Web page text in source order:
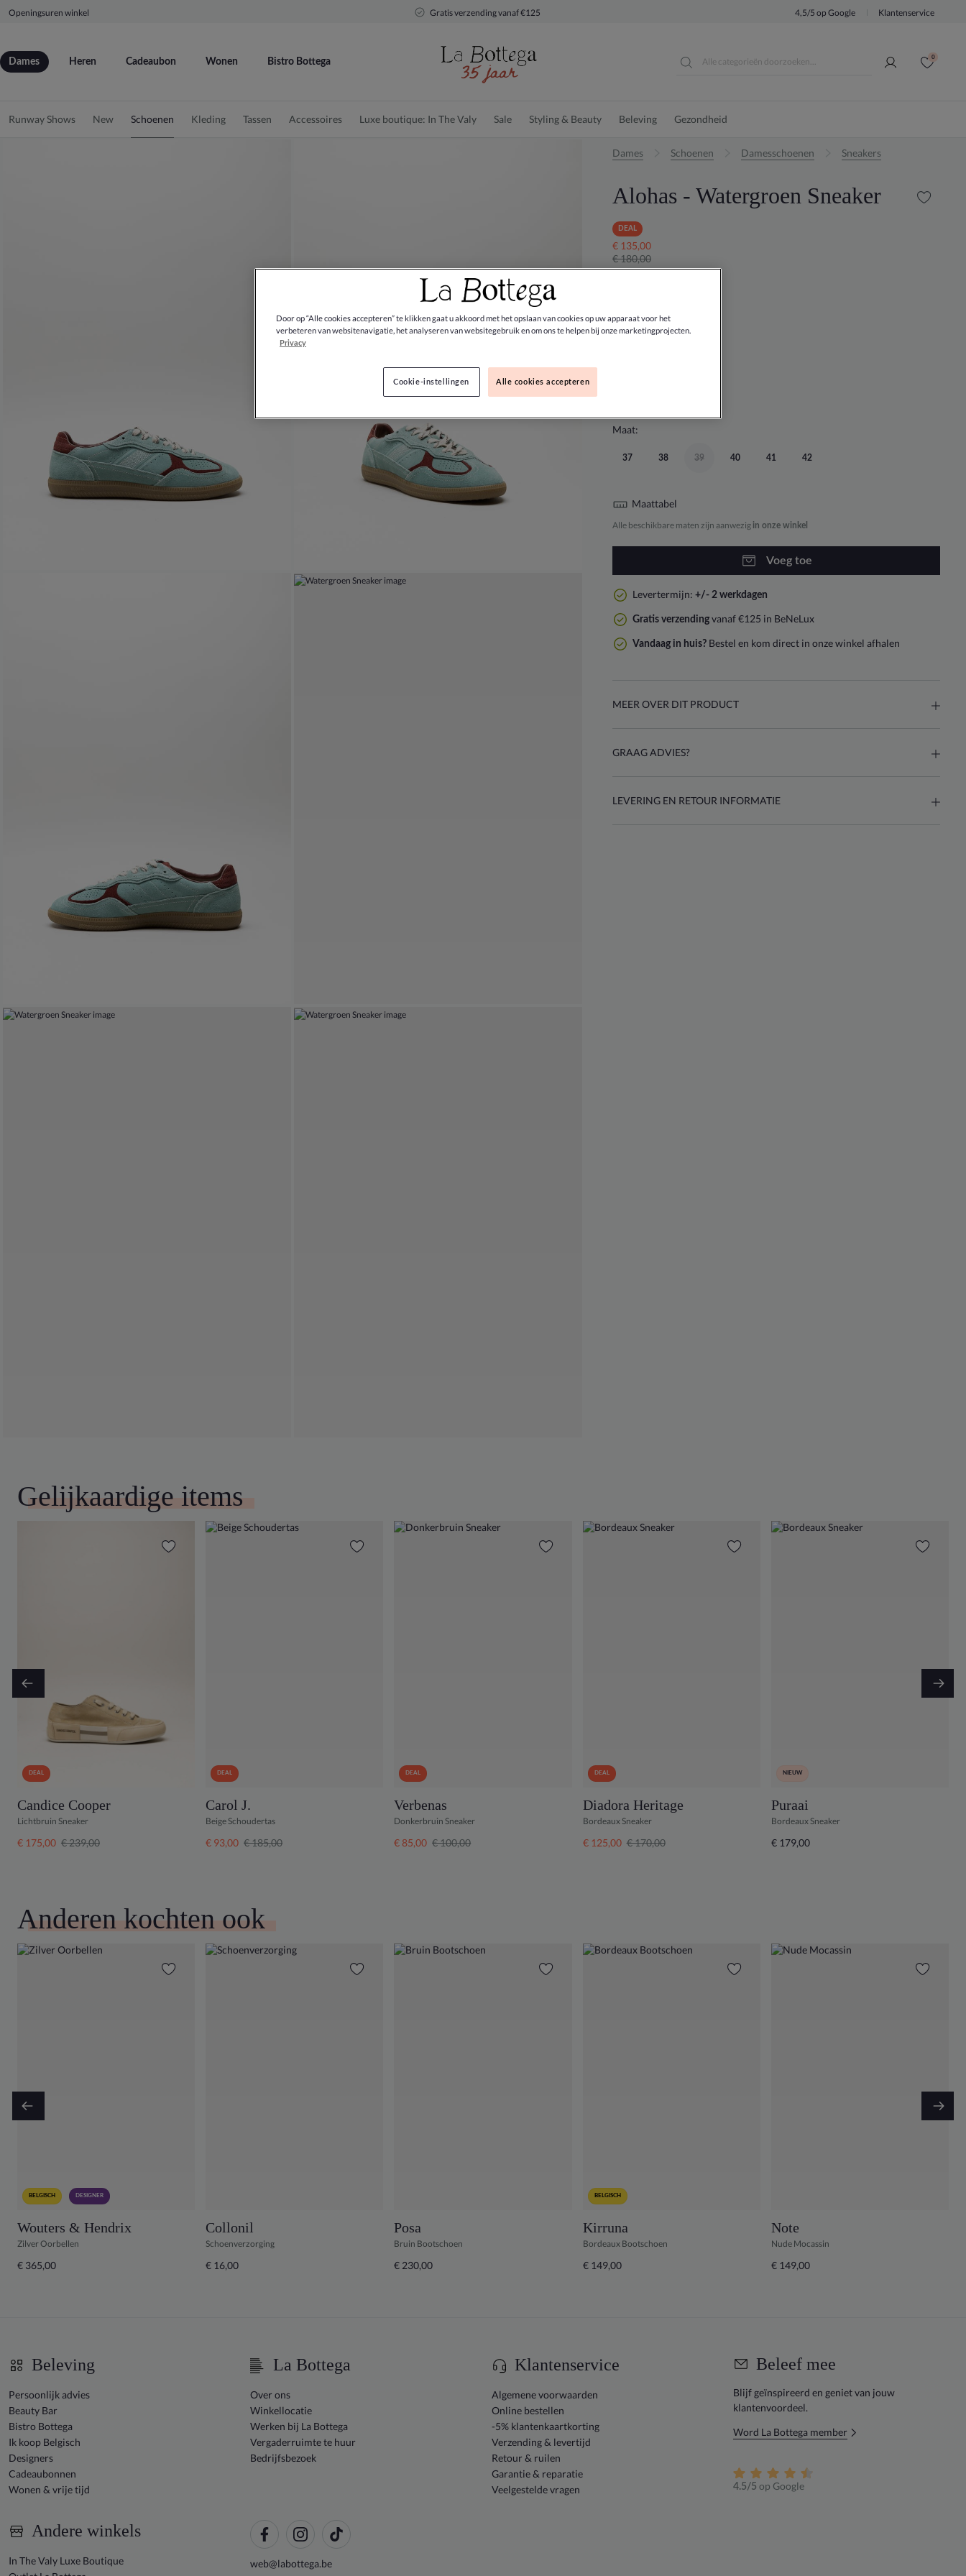
Openingsuren winkel Gratis verzending vanaf €125 4,5/5 op Google Klantenservice
Dames Heren Cadeaubon Wonen Bistro Bottega 0
Runway Shows New Schoenen Kleding Tassen Accessoires Luxe boutique: In The Valy Sale Styling & Beauty Beleving Gezondheid
Dames Schoenen Damesschoenen Sneakers
Alohas - Watergroen Sneaker
DEAL
€ 135,00
€ 180,00
Maat:
38 40 42
37 39 41
Maattabel
Alle beschikbare maten zijn aanwezig in onze winkel
Voeg toe
Levertermijn: +/- 2 werkdagen
Gratis verzending vanaf €125 in BeNeLux
Vandaag in huis? Bestel en kom direct in onze winkel afhalen
MEER OVER DIT PRODUCT
GRAAG ADVIES?
LEVERING EN RETOUR INFORMATIE
Gelijkaardige items
DEAL
Candice Cooper
Lichtbruin Sneaker
€ 175,00 € 239,00
DEAL
Carol J.
Beige Schoudertas
€ 93,00 € 185,00
DEAL
Verbenas
Donkerbruin Sneaker
€ 85,00 € 100,00
DEAL
Diadora Heritage
Bordeaux Sneaker
€ 125,00 € 170,00
NIEUW
Puraai
Bordeaux Sneaker
€ 179,00
Anderen kochten ook
BELGISCH DESIGNER
Wouters & Hendrix
Zilver Oorbellen
€ 365,00
Collonil
Schoenverzorging
€ 16,00
Posa
Bruin Bootschoen
€ 230,00
BELGISCH
Kirruna
Bordeaux Bootschoen
€ 149,00
Note
Nude Mocassin
€ 149,00
Beleving
Persoonlijk advies
Beauty Bar
Bistro Bottega
Ik koop Belgisch
Designers
Cadeaubonnen
Wonen & vrije tijd
La Bottega
Over ons
Winkellocatie
Werken bij La Bottega
Vergaderruimte te huur
Bedrijfsbezoek
Klantenservice
Algemene voorwaarden
Online bestellen
-5% klantenkaartkorting
Verzending & levertijd
Retour & ruilen
Garantie & reparatie
Veelgestelde vragen
Andere winkels
In The Valy Luxe Boutique
web@labottega.be
Beleef mee
Blijf geïnspireerd en geniet van jouw
klantenvoordeel.
Word La Bottega member
4.5/5 op Google
Door op “Alle cookies accepteren” te klikken gaat u akkoord met het opslaan van cookies op uw apparaat voor het
verbeteren van websitenavigatie, het analyseren van websitegebruik en om ons te helpen bij onze marketingprojecten.
Privacy
Alle cookies accepteren
Cookie-instellingen